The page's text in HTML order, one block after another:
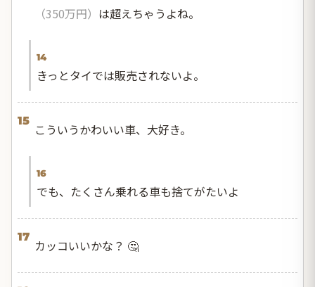
（350万円） は超えちゃうよね。
14
きっとタイでは販売されないよ。
15
こういうかわいい車、大好き。
16
でも、たくさん乗れる車も捨てがたいよ
17
カッコいいかな？ 🤔